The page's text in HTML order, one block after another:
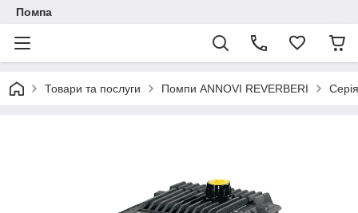
Помпа
Товари та послуги Помпи ANNOVI REVERBERI